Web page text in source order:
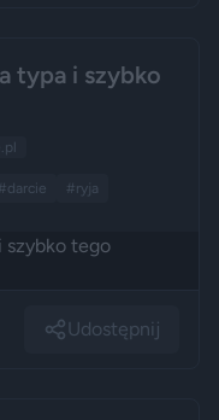
typa i szybko
#darcie #ryja
Udostępnij